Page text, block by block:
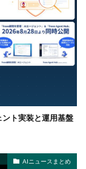
ト実装と運用基盤
AIニュースまとめ